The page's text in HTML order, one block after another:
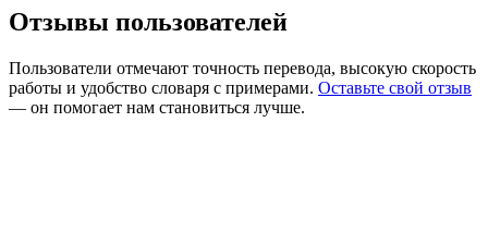
Отзывы пользователей
Пользователи отмечают точность перевода, высокую скорость
работы и удобство словаря с примерами. Оставьте свой отзыв
— он помогает нам становиться лучше.